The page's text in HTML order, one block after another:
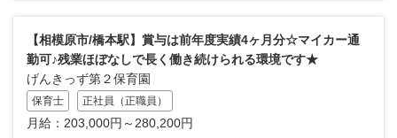
【相模原市/橋本駅】賞与は前年度実績4ヶ月分☆マイカー通
勤可♪残業ほぼなしで長く働き続けられる環境です★
げんきっず第２保育園
保育士 正社員（正職員）
月給：203,000円～280,200円